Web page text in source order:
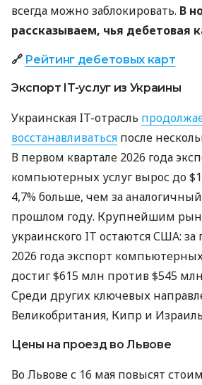
всегда можно заблокировать. В
рассказываем, чья дебетовая
🔗 Рейтинг дебетовых карт
Экспорт IT-услуг из Украины
Украинская IT-отрасль
восстанавливаться после
В первом квартале 2026 года
компьютерных услуг вырос до
4,7% больше, чем за
прошлом году. Крупнейшим
украинского IT остаются США: за
2026 года экспорт
достиг $615 млн против $545
Среди других ключевых
Великобритания, Кипр и
Цены на проезд во Львове
Во Львове с 16 мая повысят